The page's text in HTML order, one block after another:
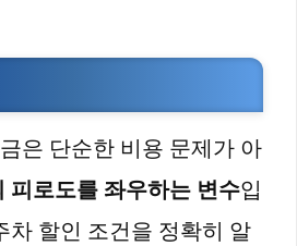
은 단순한 비용 문제가 아
피로도를 좌우하는 변수입
차 할인 조건을 정확히 알